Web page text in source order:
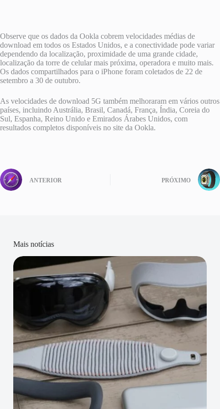
Observe que os dados da Ookla cobrem velocidades médias de
download em todos os Estados Unidos, e a conectividade pode variar
dependendo da localização, proximidade de uma grande cidade,
localização da torre de celular mais próxima, operadora e muito mais.
Os dados compartilhados para o iPhone foram coletados de 22 de
setembro a 30 de outubro.
As velocidades de download 5G também melhoraram em vários outros
países, incluindo Austrália, Brasil, Canadá, França, Índia, Coreia do
Sul, Espanha, Reino Unido e Emirados Árabes Unidos, com
resultados completos disponíveis no site da Ookla.
ANTERIOR PRÓXIMO
Mais notícias